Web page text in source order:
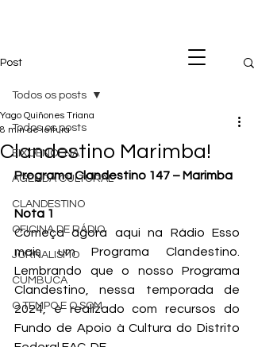
Post
Todos os posts
EIXOENCENA
AGENDA CULTURAL
CLANDESTINO
OFICINA DE RÁDIO
JORNALISMO
CUMBUCA
O TEMPO E O SOM
Todos os posts
Clandestino Marimba!
Yago Quiñones Triana
8 min de leitura
Programa Clandestino 147 – Marimba
Nota 1
Começa agora aqui na Rádio Esso
mais um Programa Clandestino.
Lembrando que o nosso Programa
Clandestino, nessa temporada de
2024, é realizado com recursos do
Fundo de Apoio à Cultura do Distrito